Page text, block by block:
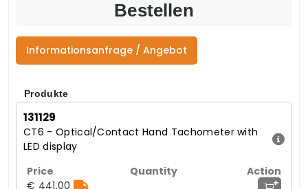
Bestellen
Informationsanfrage / Angebot
Produkte
131129
CT6 - Optical/Contact Hand Tachometer with
LED display
€ 441,00 +